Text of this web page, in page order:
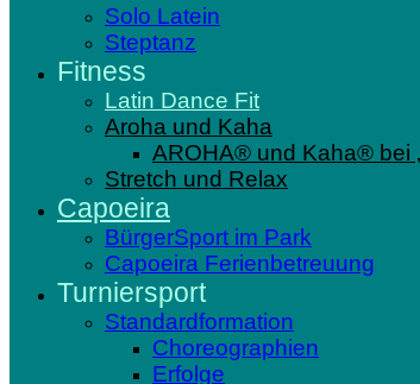
Solo Latein
Steptanz
Fitness
Latin Dance Fit
Aroha und Kaha
AROHA® und Kaha® bei
Stretch und Relax
Capoeira
BürgerSport im Park
Capoeira Ferienbetreuung
Turniersport
Standardformation
Choreographien
Erfolge